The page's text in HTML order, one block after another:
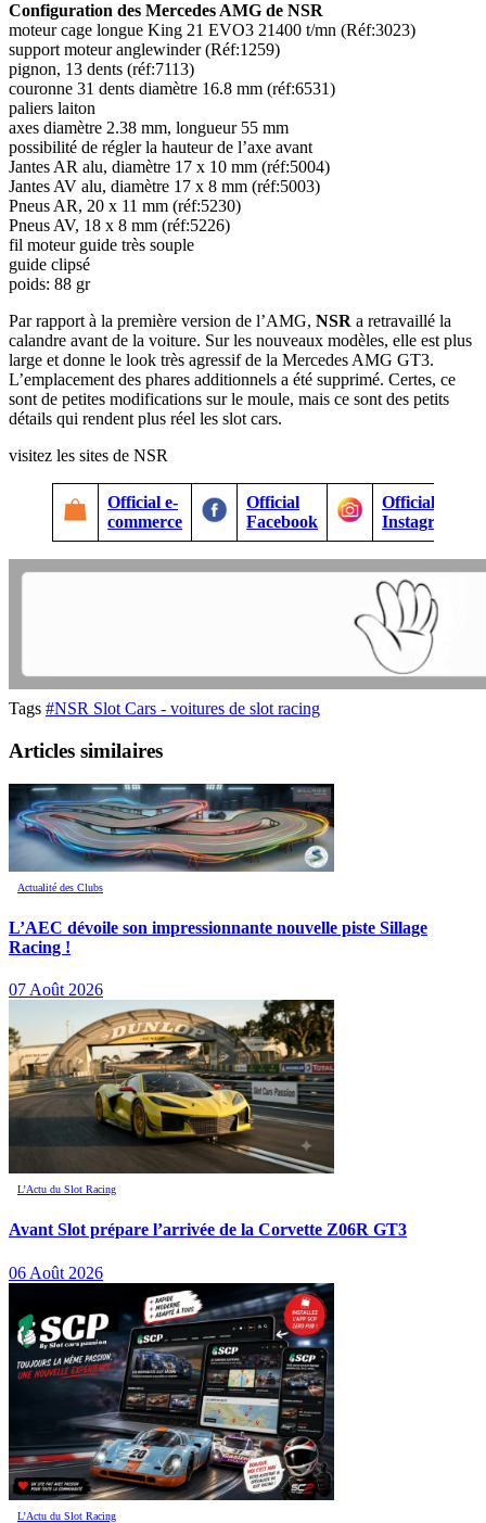
Configuration des Mercedes AMG de NSR
moteur cage longue King 21 EVO3 21400 t/mn (Réf:3023)
support moteur anglewinder (Réf:1259)
pignon, 13 dents (réf:7113)
couronne 31 dents diamètre 16.8 mm (réf:6531)
paliers laiton
axes diamètre 2.38 mm, longueur 55 mm
possibilité de régler la hauteur de l’axe avant
Jantes AR alu, diamètre 17 x 10 mm (réf:5004)
Jantes AV alu, diamètre 17 x 8 mm (réf:5003)
Pneus AR, 20 x 11 mm (réf:5230)
Pneus AV, 18 x 8 mm (réf:5226)
fil moteur guide très souple
guide clipsé
poids: 88 gr
Par rapport à la première version de l’AMG, NSR a retravaillé la
calandre avant de la voiture. Sur les nouveaux modèles, elle est plus
large et donne le look très agressif de la Mercedes AMG GT3.
L’emplacement des phares additionnels a été supprimé. Certes, ce
sont de petites modifications sur le moule, mais ce sont des petits
détails qui rendent plus réel les slot cars.
visitez les sites de NSR
Official e-
commerce
Official
Facebook
Official
Instagram
Tags #NSR Slot Cars - voitures de slot racing
Articles similaires
Actualité des Clubs
L’AEC dévoile son impressionnante nouvelle piste Sillage
Racing !
07 Août 2026
L’Actu du Slot Racing
Avant Slot prépare l’arrivée de la Corvette Z06R GT3
06 Août 2026
L’Actu du Slot Racing